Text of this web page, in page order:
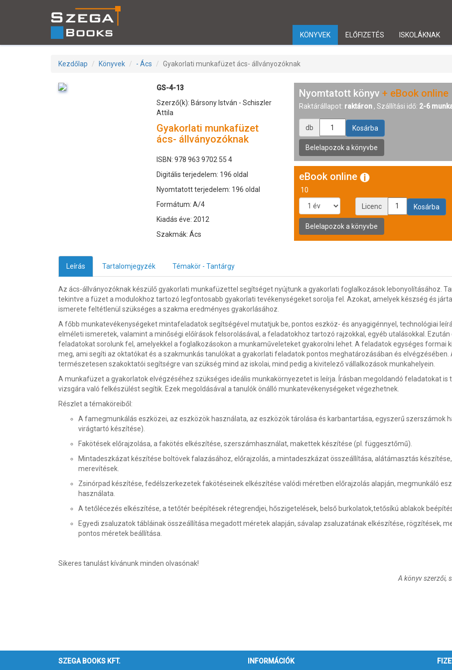
KÖNYVEK ELŐFIZETÉS ISKOLÁKNAK
Kezdőlap Könyvek - Ács Gyakorlati munkafüzet ács- állványozóknak
GS-4-13
Szerző(k): Bársony István - Schiszler
Attila
Gyakorlati munkafüzet
ács- állványozóknak
ISBN: 978 963 9702 55 4
Digitális terjedelem: 196 oldal
Nyomtatott terjedelem: 196 oldal
Formátum: A/4
Kiadás éve: 2012
Szakmák: Ács
Nyomtatott könyv + eBook online
Raktárállapot: raktáron, Szállítási idő: 2-6
db
eBook online
10
Licenc
Leírás Tartalomjegyzék Témakör - Tantárgy
Az ács-állványozóknak készülő gyakorlati munkafüzettel segítséget nyújtunk a gyakorlati foglalkozások lebonyolításához.
tekintve a füzet a modulokhoz tartozó legfontosabb gyakorlati tevékenységeket sorolja fel. Azokat, amelyek készség és
ismerete feltétlenül szükséges a szakma eredményes gyakorlásához.
A főbb munkatevékenységeket mintafeladatok segítségével mutatjuk be, pontos eszköz- és anyagigénnyel, technológiai
elméleti ismeretek, valamint a minőségi előírások felsorolásával, a feladatokhoz tartozó rajzokkal, egyéb utalásokkal. Ezután
feladatokat sorolunk fel, amelyekkel a foglalkozásokon a munkaműveleteket gyakorolni lehet. A feladatok egységes formai
meg, ami segíti az oktatókat és a szakmunkás tanulókat a gyakorlati feladatok pontos meghatározásában és elvégzésében.
természetesen szakoktatói segítségre van szükség mind az iskolai, mind pedig a kivitelező vállalkozások munkahelyein.
A munkafüzet a gyakorlatok elvégzéséhez szükséges ideális munkakörnyezetet is leírja. Írásban megoldandó feladatokat is
vizsgára való felkészülést segítik. Ezek megoldásával a tanulók önálló munkatevékenységeket végezhetnek.
Részlet a témaköreiből:
A famegmunkálás eszközei, az eszközök használata, az eszközök tárolása és karbantartása, egyszerű szerszámok
virágtartó készítése).
Fakötések előrajzolása, a fakötés elkészítése, szerszámhasználat, makettek készítése (pl. függesztőmű).
Mintadeszkázat készítése boltövek falazásához, előrajzolás, a mintadeszkázat összeállítása, alátámasztás
merevítések.
Zsinórpad készítése, fedélszerkezetek fakötéseinek elkészítése valódi méretben előrajzolás alapján, megmunkáló
használata.
A tetőlécezés elkészítése, a tetőtér beépítések rétegrendjei, hőszigetelések, belső burkolatok,tetősíkú ablakok
Egyedi zsaluzatok tábláinak összeállítása megadott méretek alapján, sávalap zsaluzatának elkészítése, rögzítések,
pontos méretek beállítása.
Sikeres tanulást kívánunk minden olvasónak!
A könyv szerzői,
SZEGA BOOKS KFT. INFORMÁCIÓK